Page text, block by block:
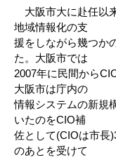
大阪市大に赴任以
地域情報化の支
援をしながら幾つか
た。大阪市では
2007年に民間から
大阪市は庁内の
情報システムの新規
いたのをCIO補
佐として(CIOは市長
のあとを受けて